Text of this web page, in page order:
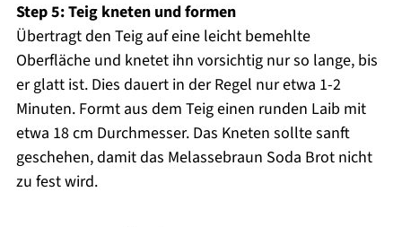
Step 5: Teig kneten und formen
Übertragt den Teig auf eine leicht bemehlte
Oberfläche und knetet ihn vorsichtig nur so lange, bis
er glatt ist. Dies dauert in der Regel nur etwa 1-2
Minuten. Formt aus dem Teig einen runden Laib mit
etwa 18 cm Durchmesser. Das Kneten sollte sanft
geschehen, damit das Melassebraun Soda Brot nicht
zu fest wird.